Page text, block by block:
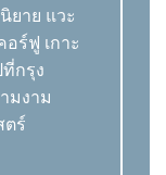
ยาย แวะ
ร์ฟู เกาะ
กรุง
มงาม
ร์